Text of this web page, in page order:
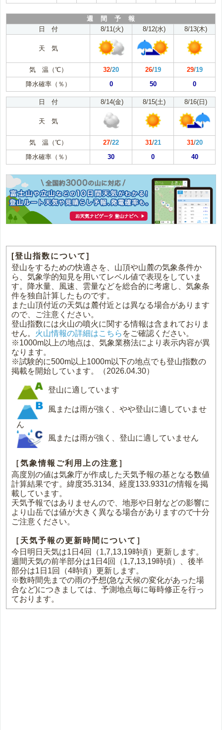
週 間 予 報
日 付
8/11(火) 8/12(水) 8/13(木)
天 気
気 温（℃） 32/20 26/19 29/19
降水確率（％）
0 50 0
日 付 8/14(金) 8/15(土) 8/16(日)
天 気
気 温（℃） 27/22 31/21 31/20
降水確率（％）
30 0 40
[登山指数について]
登山をするための快適さを、山頂や山麓の気象条件か
ら、気象学的知見を用いてレベル値で表現をしていま
す。降水量、風速、雲量などを総合的に考慮し、気象条
件を独自計算したものです。
また山頂付近の天気は麓付近とは異なる場合があります
ので、ご注意ください。
登山指数には火山の噴火に関する情報は含まれておりま
せん。 火山情報の詳細はこちら をご確認ください。
※1000m以上の地点は、気象業務法により表示内容が異
なります。
※試験的に500m以上1000m以下の地点でも登山指数の
掲載を開始しています。（2026.04.30）
登山に適しています
風または雨が強く、やや登山に適していませ
ん
風または雨が強く、登山に適していません
［気象情報ご利用上の注意］
高度別の値は気象庁が作成した天気予報の基となる数値
計算結果です。緯度35.3134、経度133.9331の情報を掲
載しています。
天気予報ではありませんので、地形や日射などの影響に
より山岳では値が大きく異なる場合がありますので十分
ご注意ください。
［天気予報の更新時間について］
今日明日天気は1日4回（1,7,13,19時頃）更新します。
週間天気の前半部分は1日4回（1,7,13,19時頃）、後半
部分は1日1回（4時頃）更新します。
※数時間先までの雨の予想(急な天候の変化があった場
合など)につきましては、予測地点毎に毎時修正を行っ
ております。